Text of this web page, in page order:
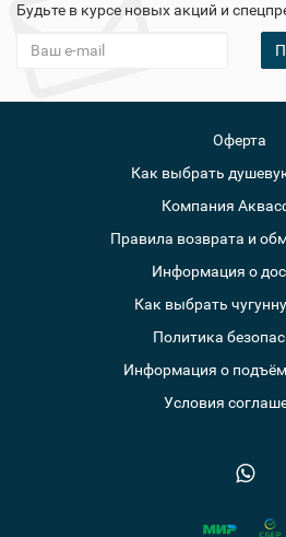
Будьте в курсе новых акций и
Оферта
Как выбрать
Компания
Правила возврата и
Информация о
Как выбрать
Политика
Информация о
Условия